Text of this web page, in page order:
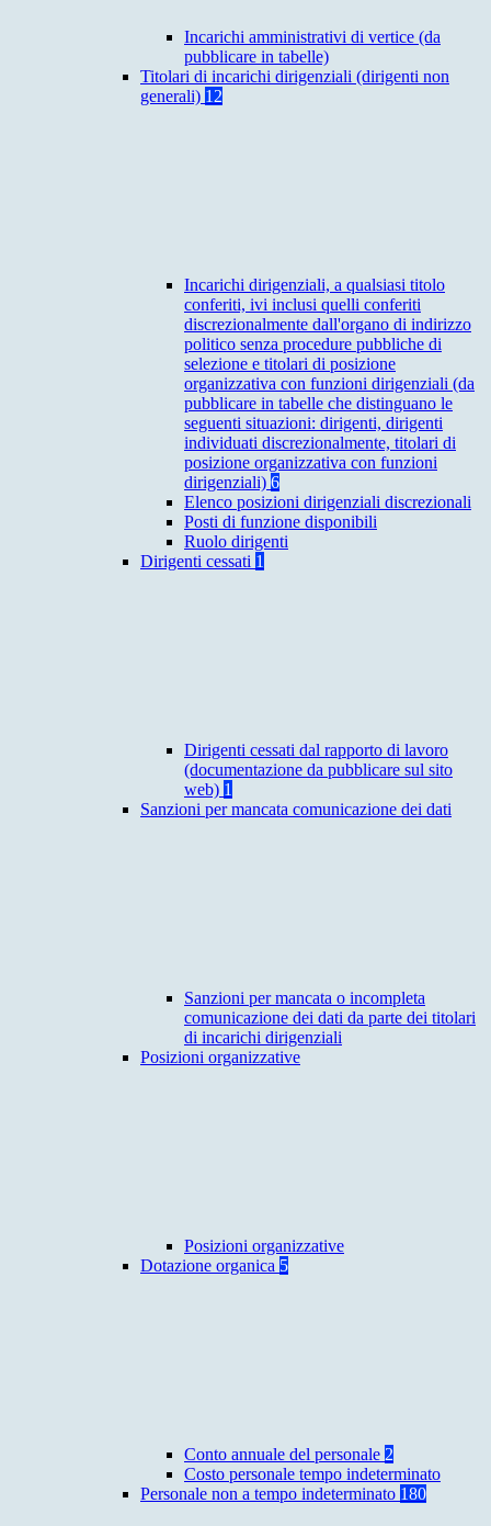
Incarichi amministrativi di vertice (da
pubblicare in tabelle)
Titolari di incarichi dirigenziali (dirigenti non
generali) 12
Incarichi dirigenziali, a qualsiasi titolo
conferiti, ivi inclusi quelli conferiti
discrezionalmente dall'organo di indirizzo
politico senza procedure pubbliche di
selezione e titolari di posizione
organizzativa con funzioni dirigenziali (da
pubblicare in tabelle che distinguano le
seguenti situazioni: dirigenti, dirigenti
individuati discrezionalmente, titolari di
posizione organizzativa con funzioni
dirigenziali) 6
Elenco posizioni dirigenziali discrezionali
Posti di funzione disponibili
Ruolo dirigenti
Dirigenti cessati 1
Dirigenti cessati dal rapporto di lavoro
(documentazione da pubblicare sul sito
web) 1
Sanzioni per mancata comunicazione dei dati
Sanzioni per mancata o incompleta
comunicazione dei dati da parte dei titolari
di incarichi dirigenziali
Posizioni organizzative
Posizioni organizzative
Dotazione organica 5
Conto annuale del personale 2
Costo personale tempo indeterminato
Personale non a tempo indeterminato 180